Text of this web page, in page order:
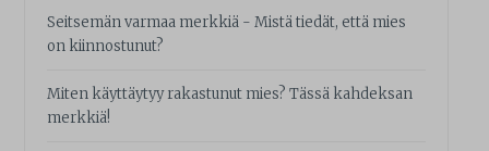
Seitsemän varmaa merkkiä - Mistä tiedät, että mies
on kiinnostunut?
Miten käyttäytyy rakastunut mies? Tässä kahdeksan
merkkiä!